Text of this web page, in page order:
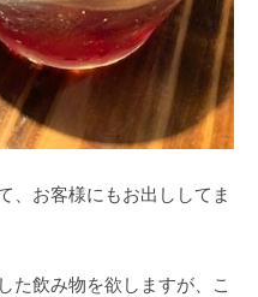
、お客様にもお出ししてま
た飲み物を欲しますが、こ